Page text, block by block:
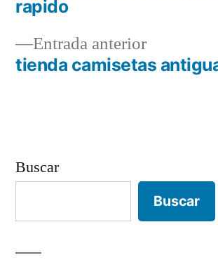
entradas
Entrada anteriorEntrada
anterior:
tienda camisetas
rapido
Buscar
Buscar